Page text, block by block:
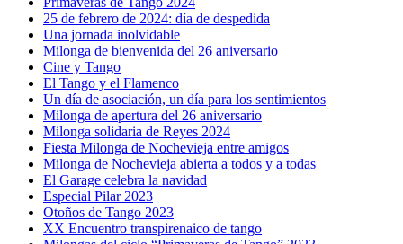
25 de febrero de 2024: día de despedida
Una jornada inolvidable
Milonga de bienvenida del 26 aniversario
Cine y Tango
El Tango y el Flamenco
Un día de asociación, un día para los sentimientos
Milonga de apertura del 26 aniversario
Milonga solidaria de Reyes 2024
Fiesta Milonga de Nochevieja entre amigos
Milonga de Nochevieja abierta a todos y a todas
El Garage celebra la navidad
Especial Pilar 2023
Otoños de Tango 2023
XX Encuentro transpirenaico de tango